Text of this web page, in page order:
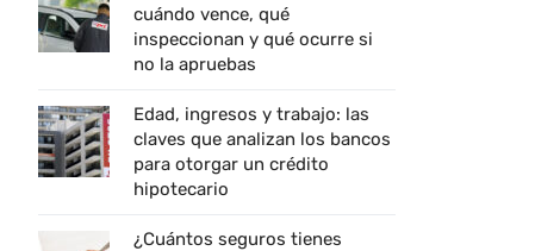
cuándo vence, qué
inspeccionan y qué ocurre si
no la apruebas
Edad, ingresos y trabajo: las
claves que analizan los bancos
para otorgar un crédito
hipotecario
¿Cuántos seguros tienes